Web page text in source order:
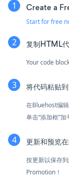
Create a
Start for free
复制HTML
Your code
将代码粘贴
在Bluehost编
单击“添加框”
更新和预览
按更新以保存
Promotion！